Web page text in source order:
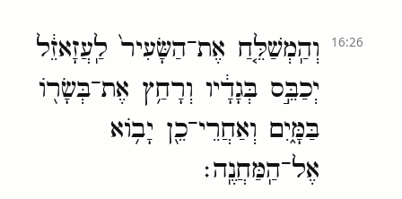
וְהַֽמְשַׁלֵּ֤חַ אֶת־הַשָּׂעִיר֙ לַֽעֲזָאזֵ֔ל
יְכַבֵּ֣ס בְּגָדָ֔יו וְרָחַ֥ץ אֶת־בְּשָׂר֖וֹ
בַּמָּ֑יִם וְאַחֲרֵי־כֵ֖ן יָב֥וֹא
אֶל־הַֽמַּחֲנֶֽה׃
16:26